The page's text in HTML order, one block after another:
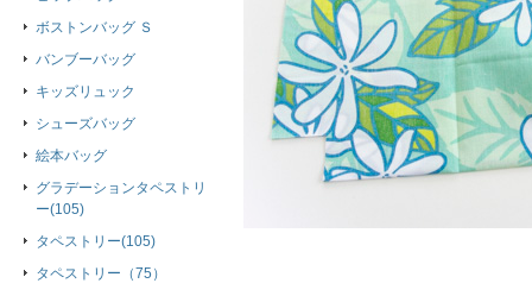
ボストンバッグ Ｓ
バンブーバッグ
キッズリュック
シューズバッグ
絵本バッグ
グラデーションタペストリ
ー(105)
タペストリー(105)
タペストリー（75）